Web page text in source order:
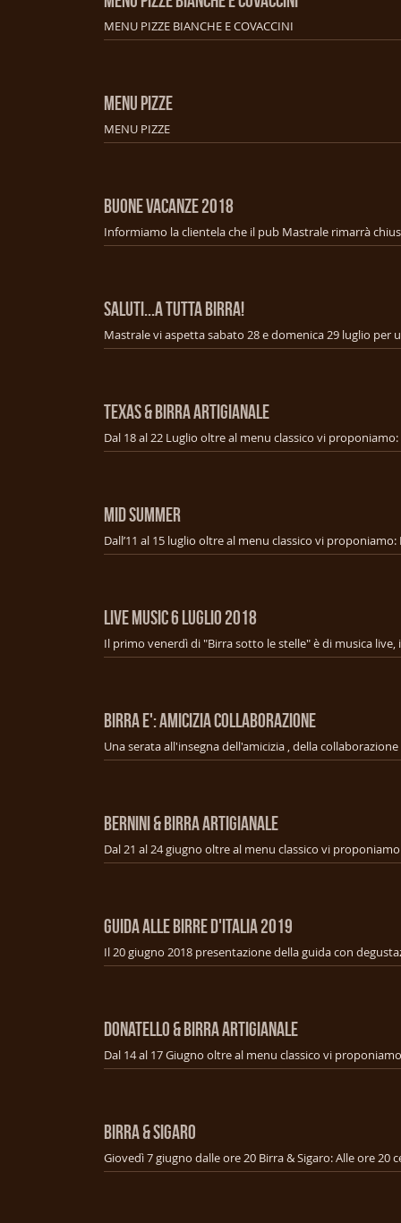
MENU PIZZE BIANCHE E COVACCINI
MENU PIZZE
MENU PIZZE
BUONE VACANZE 2018
SALUTI...A TUTTA BIRRA!
TEXAS & BIRRA ARTIGIANALE
MID SUMMER
LIVE MUSIC 6 Luglio 2018
BIRRA E': AMICIZIA COLLABORAZIONE
BERNINI & BIRRA ARTIGIANALE
GUIDA ALLE BIRRE D'ITALIA 2019
Il 20 giugno 2018 presentazione della guida con
DONATELLO & BIRRA ARTIGIANALE
BIRRA & SIGARO